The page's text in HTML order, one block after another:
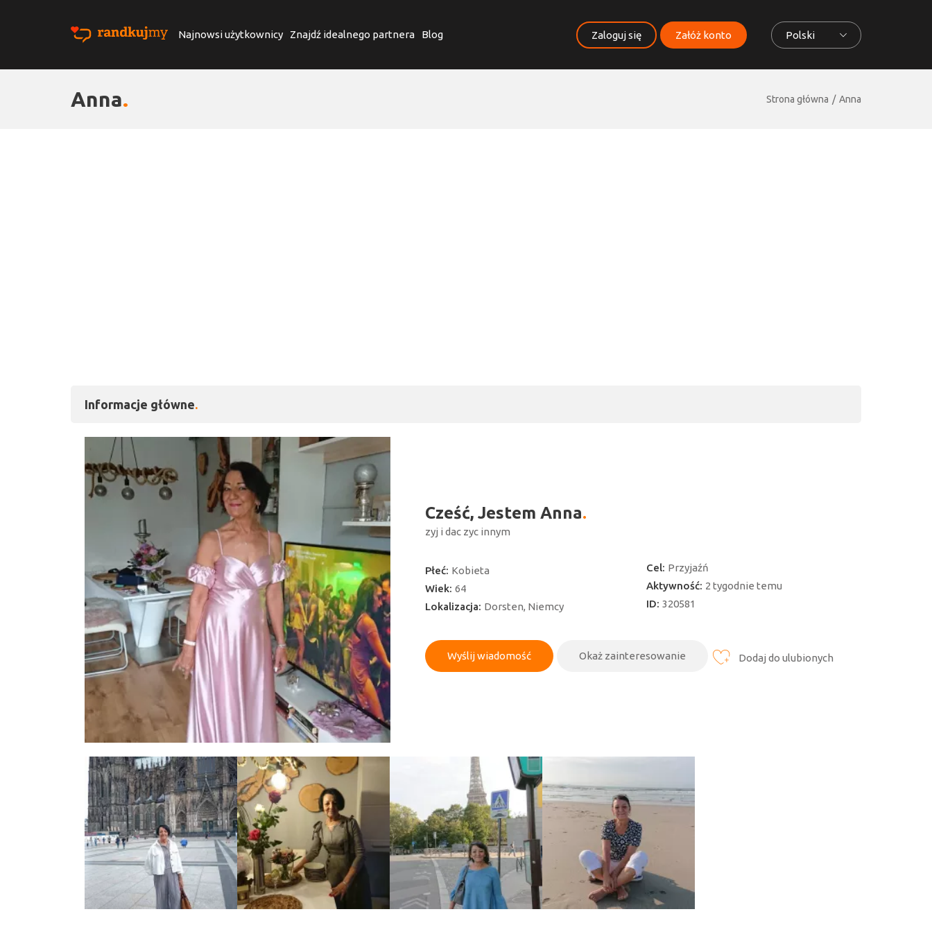
Najnowsi użytkownicy Znajdź idealnego partnera Blog Zaloguj się Załóż konto Polski
Anna Strona główna Anna
Informacje główne
Kliknij, aby powiększyć
5 zdjęć
Cześć, Jestem Anna
zyj i dac zyc innym
Płeć: Kobieta
Wiek: 64
Lokalizacja:
Dorsten, Niemcy
Cel: Przyjaźń
Aktywność: 2 tygodnie temu
ID:320581
Wyślij wiadomość Okaż zainteresowanie Dodaj do ulubionych